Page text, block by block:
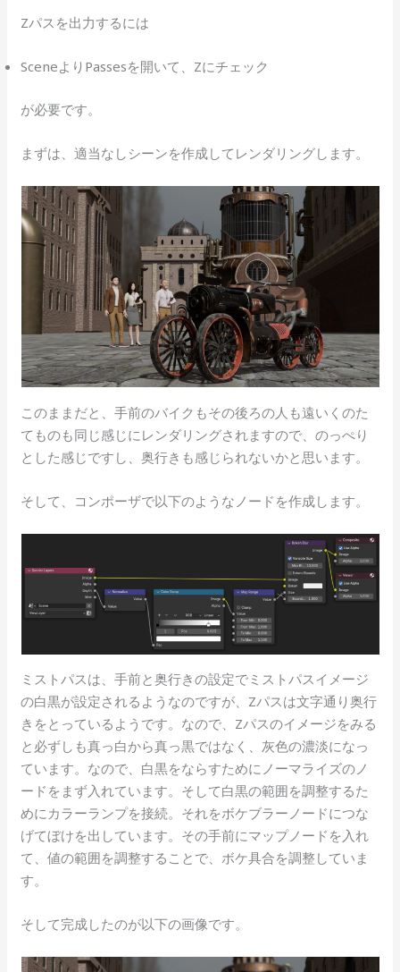
Zパスを出力するには
SceneよりPassesを開いて、Zにチェック
が必要です。
まずは、適当なしシーンを作成してレンダリングします。
このままだと、手前のバイクもその後ろの人も遠いくのた
てものも同じ感じにレンダリングされますので、のっぺり
とした感じですし、奥行きも感じられないかと思います。
そして、コンポーザで以下のようなノードを作成します。
ミストパスは、手前と奥行きの設定でミストパスイメージ
の白黒が設定されるようなのですが、Zパスは文字通り奥行
きをとっているようです。なので、Zパスのイメージをみる
と必ずしも真っ白から真っ黒ではなく、灰色の濃淡になっ
ています。なので、白黒をならすためにノーマライズのノ
ードをまず入れています。そして白黒の範囲を調整するた
めにカラーランプを接続。それをボケブラーノードにつな
げてぼけを出しています。その手前にマップノードを入れ
て、値の範囲を調整することで、ボケ具合を調整していま
す。
そして完成したのが以下の画像です。